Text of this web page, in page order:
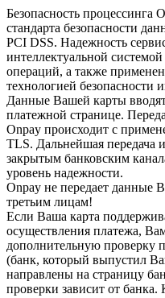
Безопасность процессинга
стандарта безопасности
PCI DSS. Надежность
интеллектуальной
операций, а также
технологией безопасности
Данные Вашей карты
платежной странице.
Onpay происходит с
TLS. Дальнейшая передача
закрытым банковским
уровень надежности.
Onpay не передает данные
третьим лицам!
Если Ваша карта
осуществления платежа,
дополнительную проверку
(банк, который выпустил
направлены на страницу
проверки зависит от